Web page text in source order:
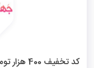
کد تخفیف 400 هزار تومانی کیس استوک جهان بازار